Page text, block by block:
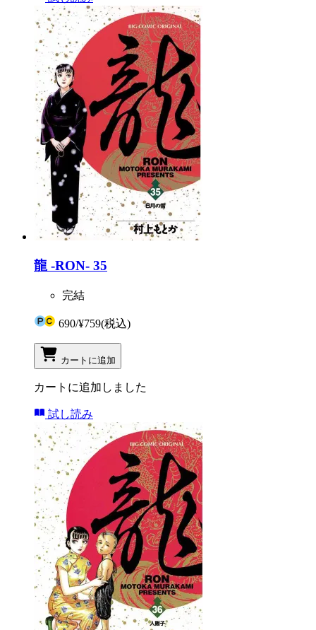
龍 -RON- 35
完結
690/¥759(税込)
カートに追加
カートに追加しました
試し読み